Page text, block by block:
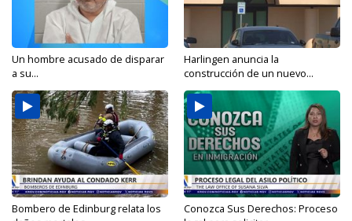
Un hombre acusado de disparar
a su...
Harlingen anuncia la
construcción de un nuevo...
Bombero de Edinburg relata los
Conozca Sus Derechos: Proceso